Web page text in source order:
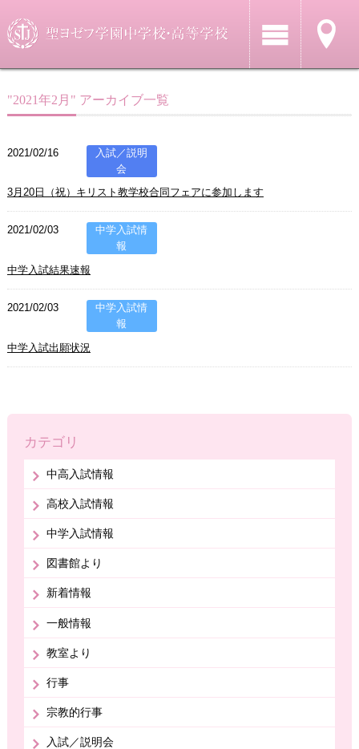
"2021年2月" アーカイブ一覧
2021/02/16
入試／説明
会
3月20日（祝）キリスト教学校合同フェアに参加します
2021/02/03
中学入試情
報
中学入試結果速報
2021/02/03
中学入試情
報
中学入試出願状況
カテゴリ
中高入試情報
高校入試情報
中学入試情報
図書館より
新着情報
一般情報
教室より
行事
宗教的行事
入試／説明会